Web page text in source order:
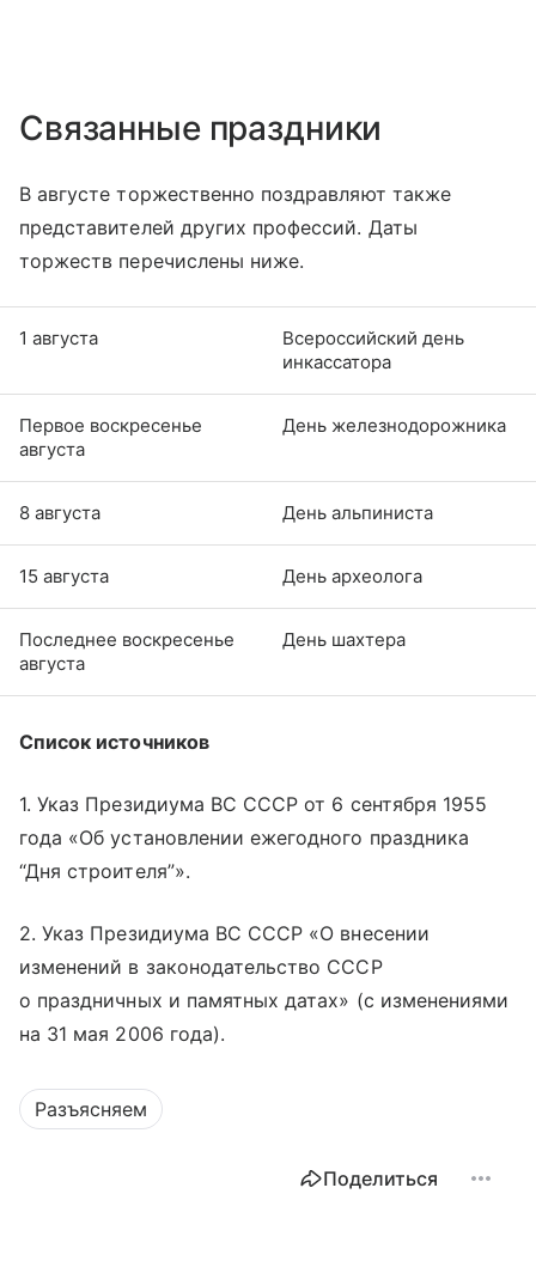
Связанные праздники
В августе торжественно поздравляют также
представителей других профессий. Даты
торжеств перечислены ниже.
1 августа
Всероссийский день
инкассатора
Первое воскресенье
августа
День железнодорожника
8 августа День альпиниста
15 августа День археолога
Последнее воскресенье
августа
День шахтера
Список источников
1. Указ Президиума ВС СССР от 6 сентября 1955
года «Об установлении ежегодного праздника
“Дня строителя”».
2. Указ Президиума ВС СССР «О внесении
изменений в законодательство СССР
о праздничных и памятных датах» (с изменениями
на 31 мая 2006 года).
Разъясняем
Поделиться